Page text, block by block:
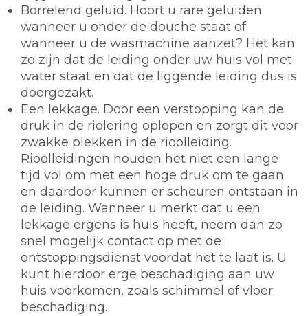
Borrelend geluid. Hoort u rare geluiden
wanneer u onder de douche staat of
wanneer u de wasmachine aanzet? Het kan
zo zijn dat de leiding onder uw huis vol met
water staat en dat de liggende leiding dus is
doorgezakt.
Een lekkage. Door een verstopping kan de
druk in de riolering oplopen en zorgt dit voor
zwakke plekken in de rioolleiding.
Rioolleidingen houden het niet een lange
tijd vol om met een hoge druk om te gaan
en daardoor kunnen er scheuren ontstaan in
de leiding. Wanneer u merkt dat u een
lekkage ergens is huis heeft, neem dan zo
snel mogelijk contact op met de
ontstoppingsdienst voordat het te laat is. U
kunt hierdoor erge beschadiging aan uw
huis voorkomen, zoals schimmel of vloer
beschadiging.